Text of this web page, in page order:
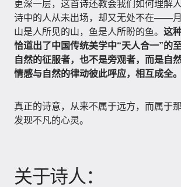
更深一层，这首诗还教会我们如何理解
诗中的人从未出场，却又无处不在——月
山是人所见的山，鱼是人所盼的鱼。 这
恰道出了中国传统美学中“天人合一”的
自然的征服者，也不是旁观者，而是自
情感与自然的律动彼此呼应，相互成全。
真正的诗意，从来不属于远方，而属于
发现不凡的心灵。
关于诗人：